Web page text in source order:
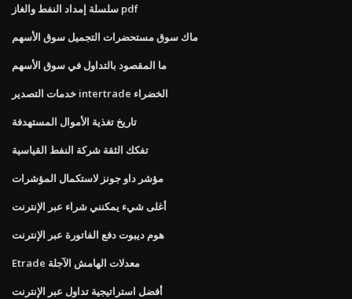
سلسلة إمداد النفط والغاز pdf
ماك سوق مستحضرات التجميل سوق الأسهم
ما المقصود بالتداول في سوق الأسهم
خدمات التصدير intertrade الخضراء
تاريخ تغذية الأموال المستهدفة
تفكك الثقة شركة النفط القياسية
مؤشر داو جونز لاستكمال المؤشرات
أغلى شيء يمكنني شراء عبر الإنترنت
هوم ديبوت دفع الفاتورة عبر الإنترنت
Etrade معدلات الهامش الآجلة
أفضل استراتيجية تداول عبر الإنترنت